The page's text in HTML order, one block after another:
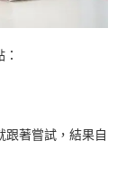
跟著嘗試，結果自